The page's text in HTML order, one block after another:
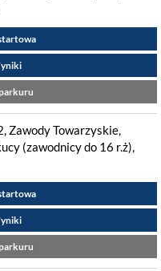
Zawody Towarzyskie,
(zawodnicy do 16 r.ż),